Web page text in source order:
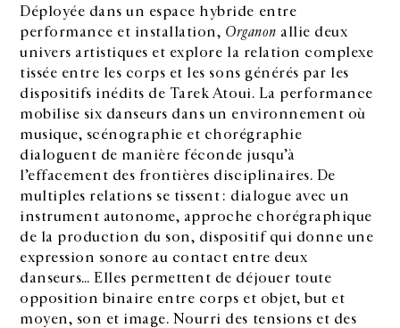
Déployée dans un espace hybride entre
performance et installation, Organon allie deux
univers artistiques et explore la relation complexe
tissée entre les corps et les sons générés par les
dispositifs inédits de Tarek Atoui. La performance
mobilise six danseurs dans un environnement où
musique, scénographie et chorégraphie
dialoguent de manière féconde jusqu’à
l’effacement des frontières disciplinaires. De
multiples relations se tissent : dialogue avec un
instrument autonome, approche chorégraphique
de la production du son, dispositif qui donne une
expression sonore au contact entre deux
danseurs… Elles permettent de déjouer toute
opposition binaire entre corps et objet, but et
moyen, son et image. Nourri des tensions et des